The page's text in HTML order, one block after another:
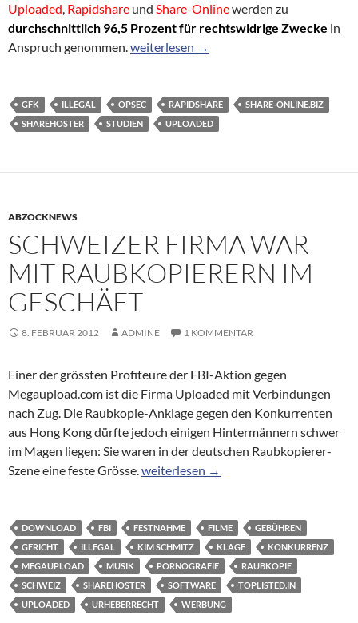
Uploaded, Rapidshare und Share-Onlinewerden zu
durchschnittlich 96,5 Prozent für rechtswidrige Zwecke in
Anspruch genommen.Studie: Große Sharehoster werden fast
weiterlesen →
GFK ILLEGAL OPSEC RAPIDSHARE
SHARE-ONLINE.BIZ
SHAREHOSTER
STUDIEN UPLOADED
ABZOCKNEWS
SCHWEIZER FIRMA WAR
MIT RAUBKOPIERERN IM
GESCHÄFT
8. FEBRUAR 2012 ADMINE 1 KOMMENTAR
Einer der grössten Profiteure der FBI-Aktion gegen
Megaupload.com ist die Firma Uploaded mit Verbindungen
nach Zug. Die Raubkopie-Anklage gegen den Konkurrenten
aus Hong Kong dürfte jedoch einigen Hintermännern schwer
im Magen liegen: Sie waren in der deutschen Raubkopierer-
Szene eine feste Grösse.Schweizer Firma war mit
weiterlesen →
DOWNLOAD FBI FESTNAHME FILME
GEBÜHREN
GERICHT
ILLEGAL KIM SCHMITZ KLAGE
KONKURRENZ
MEGAUPLOAD
MUSIK PORNOGRAFIE
RAUBKOPIE
SCHWEIZ
SHAREHOSTER SOFTWARE
TOPLISTED.IN
UPLOADED
URHEBERRECHT WERBUNG